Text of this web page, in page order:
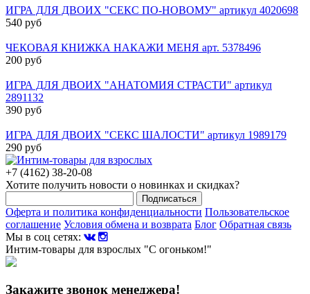
ИГРА ДЛЯ ДВОИХ "СЕКС ПО-НОВОМУ" артикул 4020698
540 руб
ЧЕКОВАЯ КНИЖКА НАКАЖИ МЕНЯ арт. 5378496
200 руб
ИГРА ДЛЯ ДВОИХ "АНАТОМИЯ СТРАСТИ" артикул
2891132
390 руб
ИГРА ДЛЯ ДВОИХ "СЕКС ШАЛОСТИ" артикул 1989179
290 руб
+7 (4162) 38-20-08
Хотите получить новости о новинках и скидках?
Подписаться
Оферта и политика конфиденциальности Пользовательское
соглашение Условия обмена и возврата Блог Обратная связь
Мы в соц сетях:
Интим-товары для взрослых "С огоньком!"
Закажите звонок менеджера!